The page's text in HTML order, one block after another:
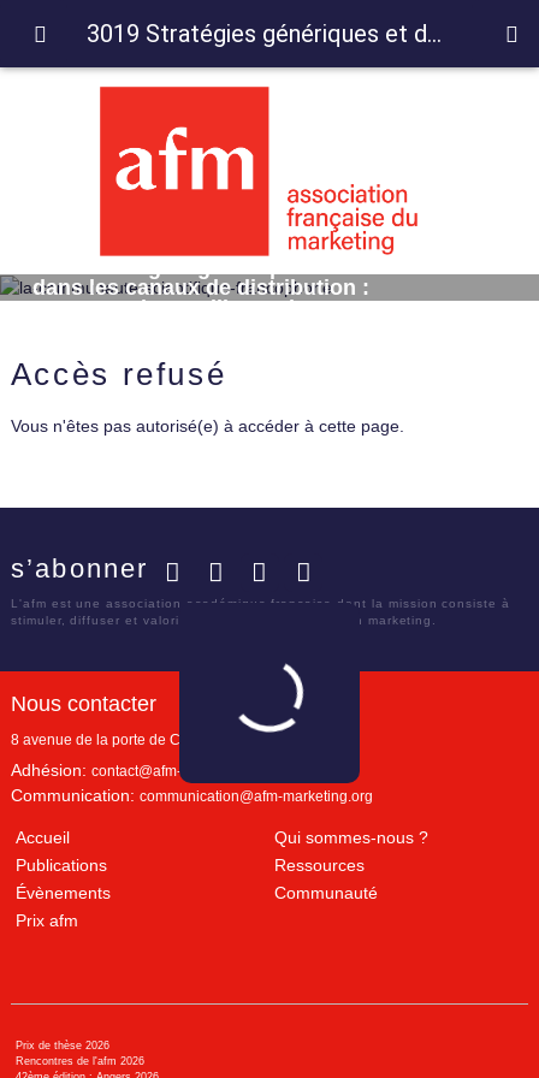
dans les canaux de distribution :
commentaires et illustration
Accès refusé
Vous n'êtes pas autorisé(e) à accéder à cette page.
s’abonner
L'afm est une association académique française dont la mission consiste à
stimuler, diffuser et valoriser le savoir scientifique en marketing.
Nous contacter
8 avenue de la porte de Champerret
Adhésion: contact@afm-marketing.org
Communication: communication@afm-marketing.org
Accueil
Qui sommes-nous ?
Publications
Ressources
Évènements
Communauté
Prix afm
Prix de thèse 2026
Rencontres de l'afm 2026
3019 Stratégies génériques et de résistance dans les canaux de distribution : commentaires et illustration